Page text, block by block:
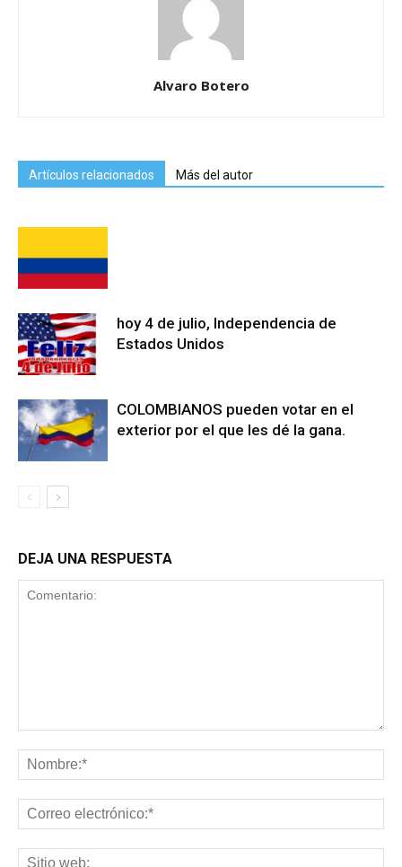
Alvaro Botero
Artículos relacionados Más del autor
hoy 4 de julio, Independencia de
Estados Unidos
COLOMBIANOS pueden votar en el
exterior por el que les dé la gana.
DEJA UNA RESPUESTA